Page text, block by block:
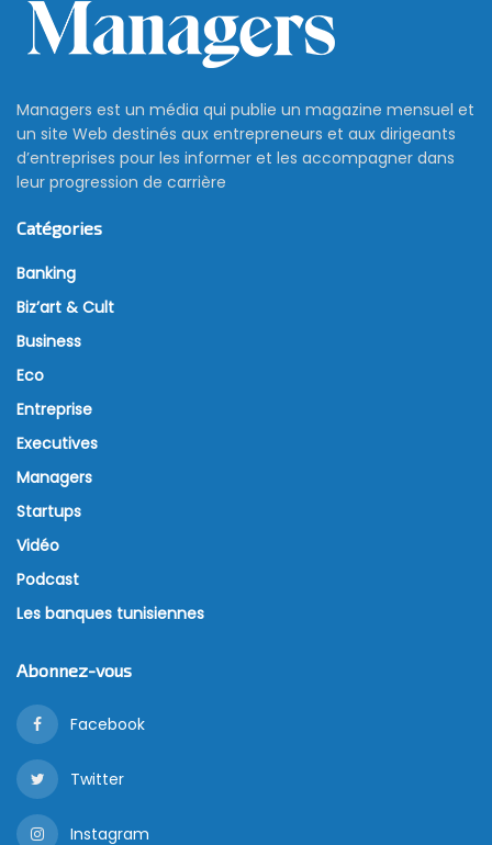
Managers est un média qui publie un magazine mensuel et
un site Web destinés aux entrepreneurs et aux dirigeants
d’entreprises pour les informer et les accompagner dans
leur progression de carrière
Catégories
Banking
Biz’art & Cult
Business
Eco
Entreprise
Executives
Managers
Startups
Vidéo
Podcast
Les banques tunisiennes
Abonnez-vous
Facebook
Twitter
Instagram